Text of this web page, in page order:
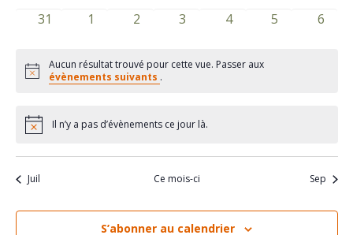
0
31
01
0
2
0
3
0
4
0
5
0
6
Notice
Aucun résultat trouvé pour cette vue. Passer aux
évènements suivants .
NoticeIl n’y a pas d’évènements ce jour là.
Juil Ce mois-ci Sep
S’abonner au calendrier